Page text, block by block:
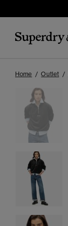
Home Outlet